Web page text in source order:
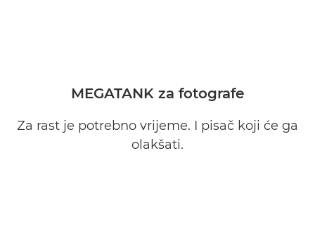
MEGATANK za fotografe
Za rast je potrebno vrijeme. I pisač koji će ga
olakšati.